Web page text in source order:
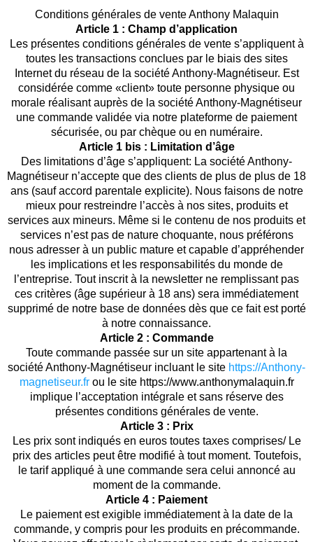
Conditions générales de vente Anthony Malaquin
Article 1 : Champ d’application
Les présentes conditions générales de vente s’appliquent à
toutes les transactions conclues par le biais des sites
Internet du réseau de la société Anthony-Magnétiseur. Est
considérée comme «client» toute personne physique ou
morale réalisant auprès de la société Anthony-Magnétiseur
une commande validée via notre plateforme de paiement
sécurisée, ou par chèque ou en numéraire.
Article 1 bis : Limitation d’âge
Des limitations d’âge s’appliquent: La société Anthony-
Magnétiseur n’accepte que des clients de plus de plus de 18
ans (sauf accord parentale explicite). Nous faisons de notre
mieux pour restreindre l’accès à nos sites, produits et
services aux mineurs. Même si le contenu de nos produits et
services n’est pas de nature choquante, nous préférons
nous adresser à un public mature et capable d’appréhender
les implications et les responsabilités du monde de
l’entreprise. Tout inscrit à la newsletter ne remplissant pas
ces critères (âge supérieur à 18 ans) sera immédiatement
supprimé de notre base de données dès que ce fait est porté
à notre connaissance.
Article 2 : Commande
Toute commande passée sur un site appartenant à la
société Anthony-Magnétiseur incluant le site https://Anthony-
magnetiseur.frou le site https://www.anthonymalaquin.fr
implique l’acceptation intégrale et sans réserve des
présentes conditions générales de vente.
Article 3 : Prix
Les prix sont indiqués en euros toutes taxes comprises/ Le
prix des articles peut être modifié à tout moment. Toutefois,
le tarif appliqué à une commande sera celui annoncé au
moment de la commande.
Article 4 : Paiement
Le paiement est exigible immédiatement à la date de la
commande, y compris pour les produits en précommande.